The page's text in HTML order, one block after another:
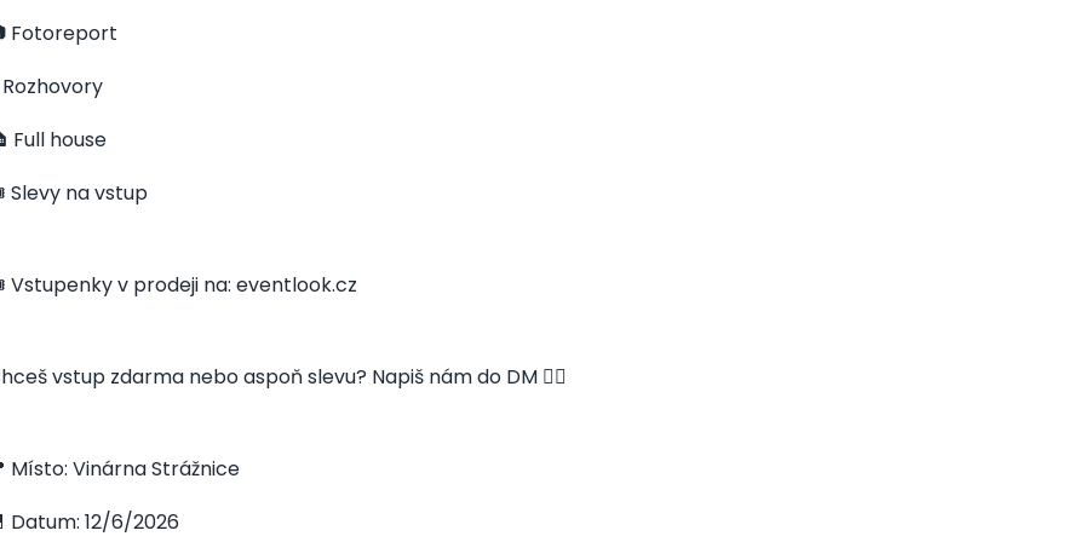
Fotoreport
Full house
Slevy na vstup
Vstupenky v prodeji na: eventlook.cz
vstup zdarma nebo aspoň slevu? Napiš nám do DM 👇🏻
Místo: Vinárna Strážnice
Datum: 12/6/2026